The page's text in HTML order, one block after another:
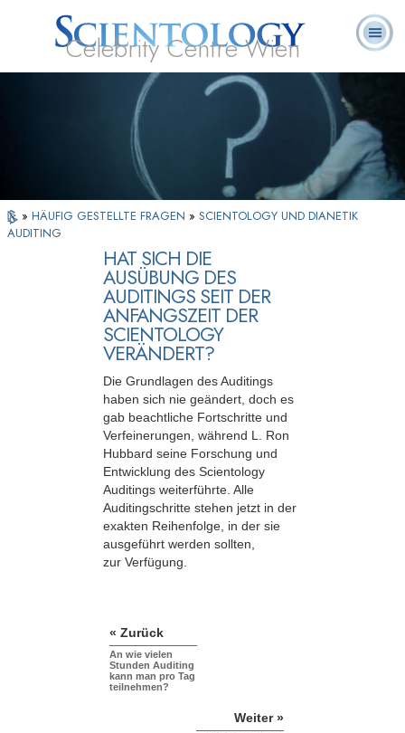
Celebrity Centre Wien
Scientology?
Ehrenamtliche
Geistliche
Häufig gestellte
Fragen
» HÄUFIG GESTELLTE FRAGEN » SCIENTOLOGY UND DIANETIK
AUDITING
HAT SICH DIE
AUSÜBUNG DES
AUDITINGS SEIT DER
ANFANGSZEIT DER
SCIENTOLOGY
VERÄNDERT?
Die Grundlagen des Auditings
haben sich nie geändert, doch es
gab beachtliche Fortschritte und
Verfeinerungen, während L. Ron
Hubbard seine Forschung und
Entwicklung des Scientology
Auditings weiterführte. Alle
Auditingschritte stehen jetzt in der
exakten Reihenfolge, in der sie
ausgeführt werden sollten,
zur Verfügung.
« Zurück
An wie vielen
Stunden Auditing
kann man pro Tag
teilnehmen?
Weiter »